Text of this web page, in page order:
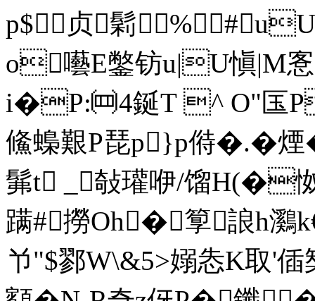
p$贞鬁
o囈E鐅钫u|U愼|M
i�P:㈣4鋋T ^ O"匤
鯈蟂艱P琵p}p偫
髴t _敧瓘咿/馏H(�
蹒#撈Oh�箰誏h鸂
兯"$鄝W\&5>嫋怣K取'偛榘